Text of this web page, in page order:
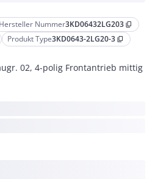
Hersteller Nummer3KD06432LG203 content_copy
Produkt Type3KD0643-2LG20-3 content_copy
02, 4-polig Frontantrieb mittig